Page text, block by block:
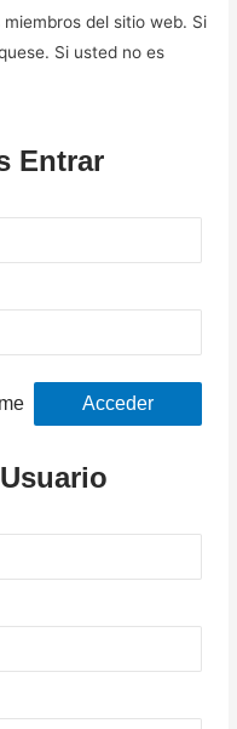
del sitio web. Si
Si usted no es
Entrar